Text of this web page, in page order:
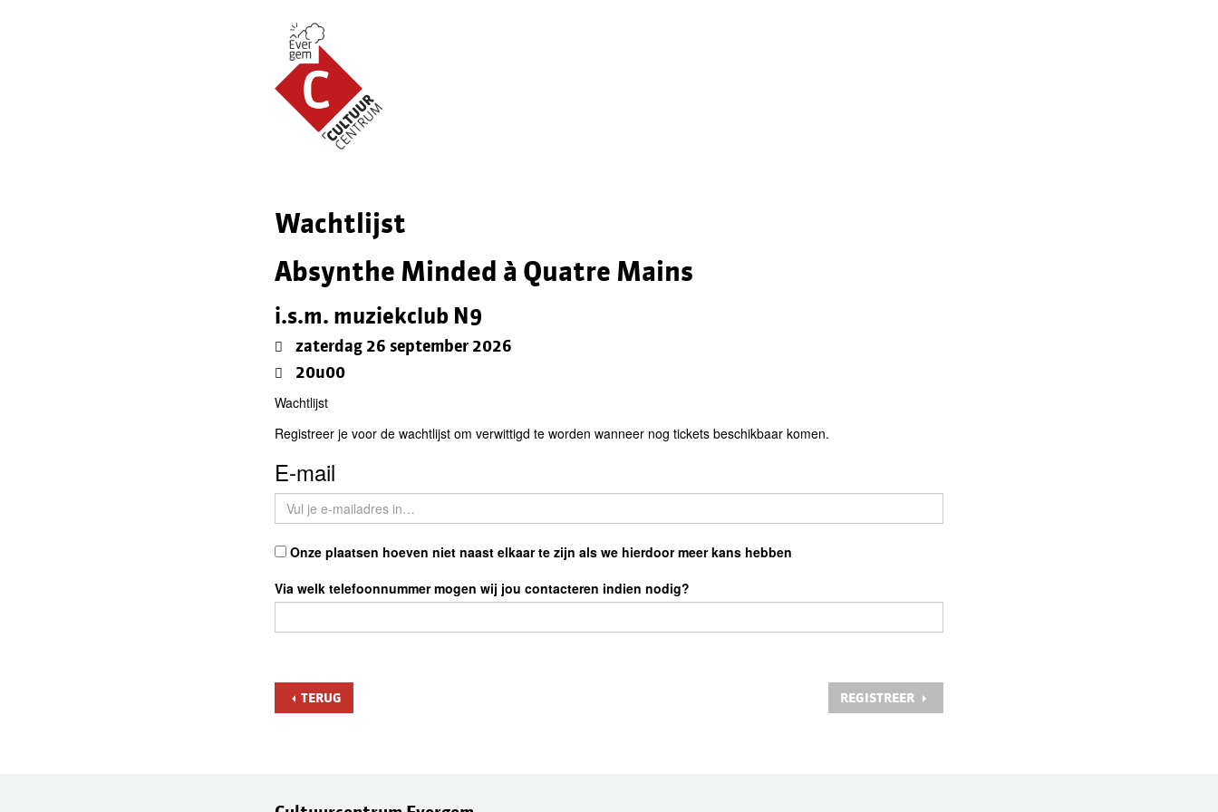
Wachtlijst
Absynthe Minded à Quatre Mains
i.s.m. muziekclub N9
zaterdag 26 september 2026
20u00
Wachtlijst
Registreer je voor de wachtlijst om verwittigd te worden wanneer nog tickets beschikbaar komen.
E-mail
Onze plaatsen hoeven niet naast elkaar te zijn als we hierdoor meer kans hebben
Via welk telefoonnummer mogen wij jou contacteren indien nodig?
TERUG REGISTREER